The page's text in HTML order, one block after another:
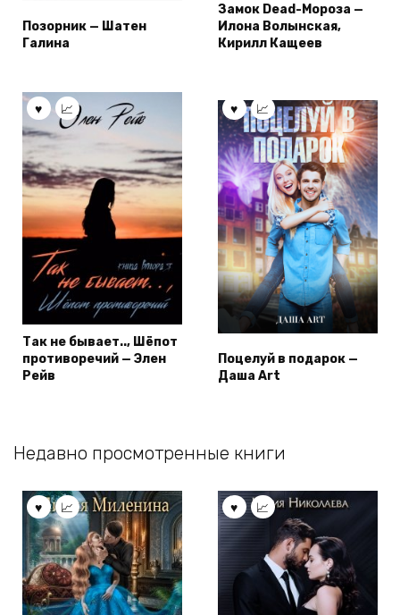
Позорник — Шатен
Галина
Замок Dead-Мороза —
Илона Волынская,
Кирилл Кащеев
Так не бывает.., Шёпот
противоречий — Элен
Рейв
Поцелуй в подарок —
Даша Art
Недавно просмотренные книги